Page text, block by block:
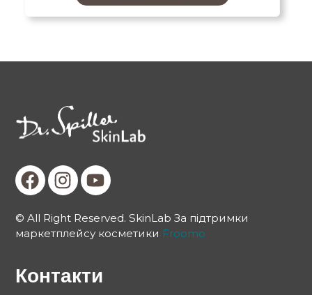
© All Right Reserved. SkinLab За підтримки
маркетплейсу косметики Froomo
Контакти